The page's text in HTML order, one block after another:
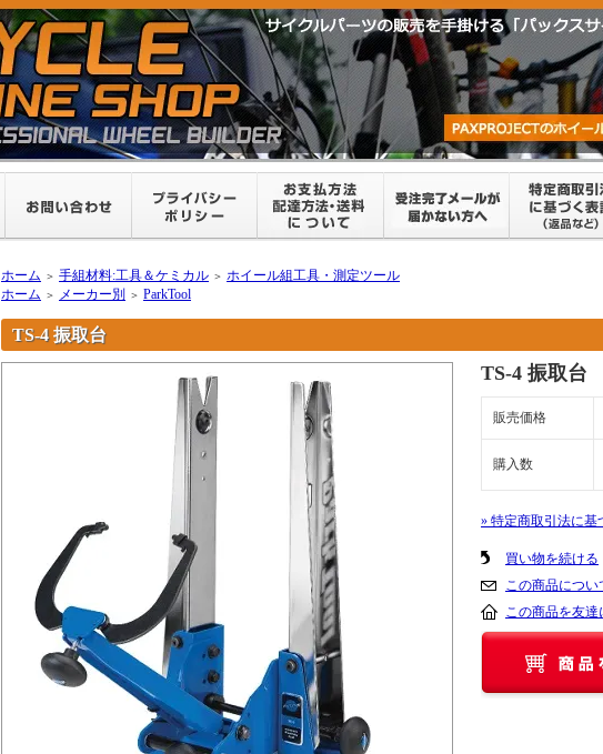
ホーム ＞ 手組材料:工具＆ケミカル ＞ ホイール組工具・測定ツール
ホーム ＞ メーカー別 ＞ ParkTool
TS-4 振取台
TS-4 振取台
販売価格
購入数
» 特定商取引法に基
買い物を続ける
この商品につい
この商品を友達